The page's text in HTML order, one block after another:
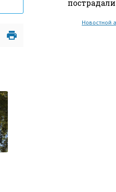
Новостной